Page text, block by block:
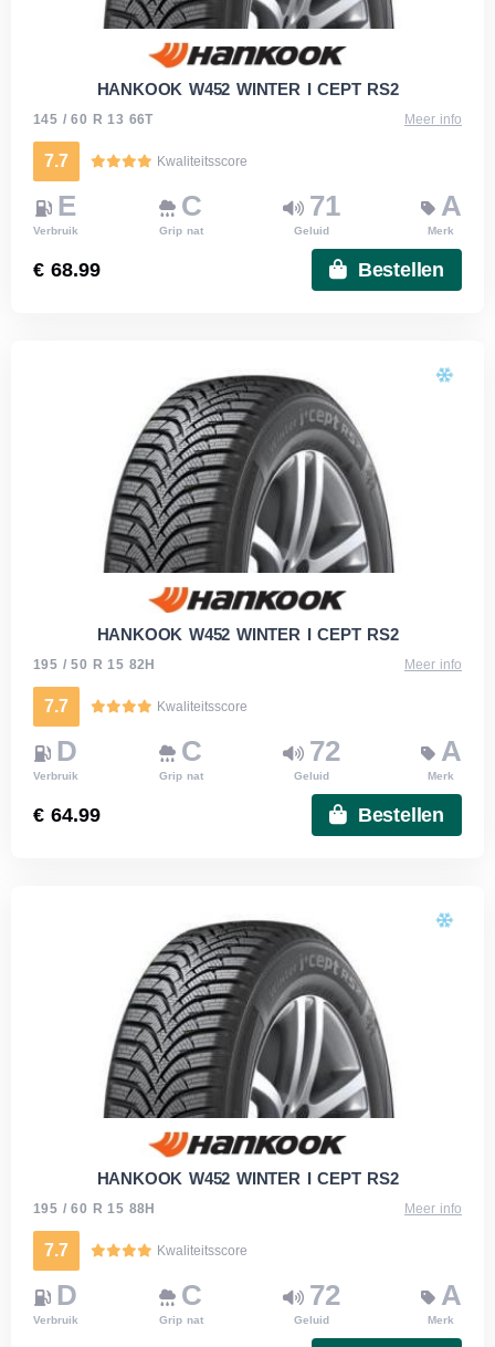
HANKOOK W452 WINTER I CEPT RS2
145 / 60 R 13 66T Meer info
7.7 Kwaliteitsscore
E
Verbruik
C
Grip nat
71
Geluid
A
Merk
€ 68.99 Bestellen
HANKOOK W452 WINTER I CEPT RS2
195 / 50 R 15 82H Meer info
7.7 Kwaliteitsscore
D
Verbruik
C
Grip nat
72
Geluid
A
Merk
€ 64.99 Bestellen
HANKOOK W452 WINTER I CEPT RS2
195 / 60 R 15 88H Meer info
7.7 Kwaliteitsscore
D
Verbruik
C
Grip nat
72
Geluid
A
Merk